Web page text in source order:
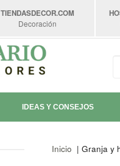
TIENDASDECOR.COM
Decoración
IDEAS Y CONSEJOS
Inicio | Granja y